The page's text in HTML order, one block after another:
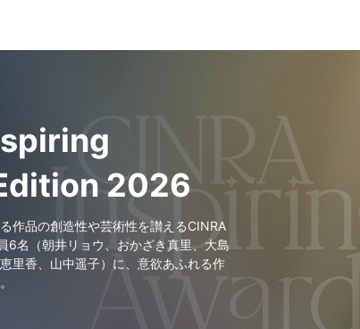
2026
作品の創造性や芸術性を讃えるCINRA
6名（朝井リョウ、おかざき真里、大島
里香、山中遥子）に、意欲あふれる作